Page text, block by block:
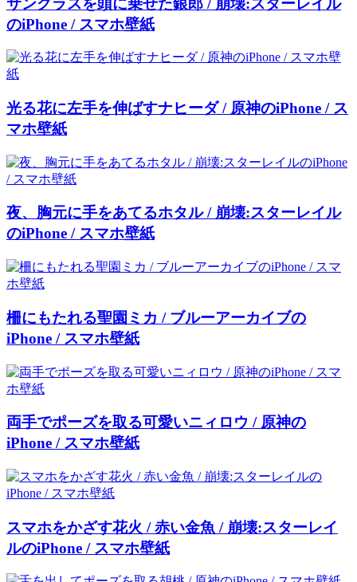
のiPhone / スマホ壁紙
光る花に左手を伸ばすナヒーダ / 原神のiPhone / ス
マホ壁紙
夜、胸元に手をあてるホタル / 崩壊:スターレイル
のiPhone / スマホ壁紙
柵にもたれる聖園ミカ / ブルーアーカイブの
iPhone / スマホ壁紙
両手でポーズを取る可愛いニィロウ / 原神の
iPhone / スマホ壁紙
スマホをかざす花火 / 赤い金魚 / 崩壊:スターレイ
ルのiPhone / スマホ壁紙